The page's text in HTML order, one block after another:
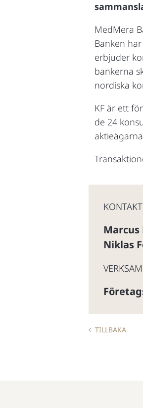
MedMera
Banken
erbjuder
bankerna
nordiska
KF är ett
de 24
Niklas
TILLBAKA